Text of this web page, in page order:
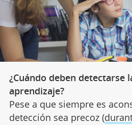
¿Cuándo deben detectarse
aprendizaje?
Pese a que siempre es
detección sea precoz (